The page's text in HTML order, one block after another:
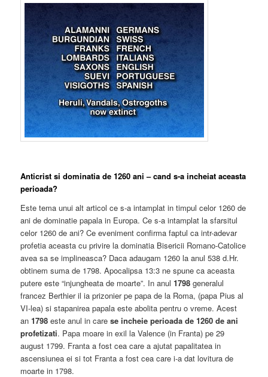
Anticrist si dominatia de 1260 ani – cand s-a incheiat aceasta
perioada?
Este tema unui alt articol ce s-a intamplat in timpul celor 1260 de
ani de dominatie papala in Europa. Ce s-a intamplat la sfarsitul
celor 1260 de ani? Ce eveniment confirma faptul ca intr-adevar
profetia aceasta cu privire la dominatia Bisericii Romano-Catolice
avea sa se implineasca? Daca adaugam 1260 la anul 538 d.Hr.
obtinem suma de 1798. Apocalipsa 13:3 ne spune ca aceasta
putere este “injungheata de moarte”. In anul1798 generalul
francez Berthier il ia prizonier pe papa de la Roma, (papa Pius al
VI-lea) si stapanirea papala este abolita pentru o vreme. Acest
an1798 este anul in carese incheie perioada de 1260 de ani
profetizati. Papa moare in exil la Valence (in Franta) pe 29
august 1799. Franta a fost cea care a ajutat papalitatea in
ascensiunea ei si tot Franta a fost cea care i-a dat lovitura de
moarte in 1798.